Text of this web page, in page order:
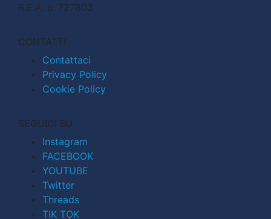
R.E.A. n. 727803
CONTATTI
Contattaci
Privacy Policy
Cookie Policy
SEGUICI SU
Instagram
FACEBOOK
YOUTUBE
Twitter
Threads
TIK TOK